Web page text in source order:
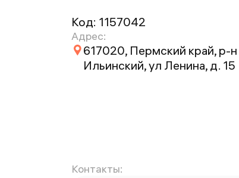
Код: 1157042
Адрес:
617020, Пермский край, р-
Ильинский, ул Ленина, д. 15
Контакты: